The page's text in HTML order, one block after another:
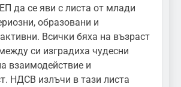
да се яви с листа от млади
образовани и
Всички бяха на възраст
си изградиха чудесни
взаимодействие и
НДСВ излъчи в тази листа